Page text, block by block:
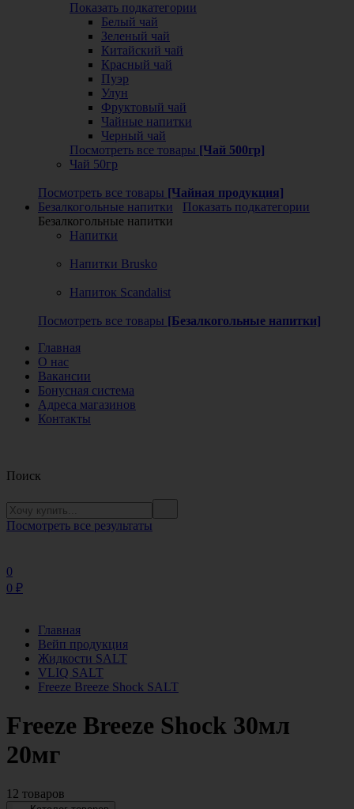
Показать подкатегории
Белый чай
Зеленый чай
Китайский чай
Красный чай
Пуэр
Улун
Фруктовый чай
Чайные напитки
Черный чай
Посмотреть все товары [Чай 500гр]
Чай 50гр
Посмотреть все товары [Чайная продукция]
Безалкогольные напитки
Показать подкатегории
Безалкогольные напитки
Напитки
Напитки Brusko
Напиток Scandalist
Посмотреть все товары [Безалкогольные напитки]
Главная
О нас
Вакансии
Бонусная система
Адреса магазинов
Контакты
Поиск
Посмотреть все результаты
0
0 ₽
Главная
Вейп продукция
Жидкости SALT
VLIQ SALT
Freeze Breeze Shock SALT
Freeze Breeze Shock 30мл
20мг
12 товаров